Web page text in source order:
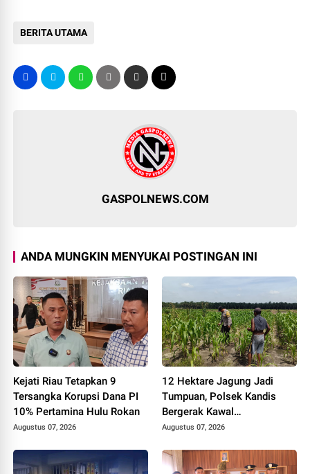
BERITA UTAMA
GASPOLNEWS.COM
ANDA MUNGKIN MENYUKAI POSTINGAN INI
Kejati Riau Tetapkan 9
Tersangka Korupsi Dana PI
10% Pertamina Hulu Rokan
Augustus 07, 2026
12 Hektare Jagung Jadi
Tumpuan, Polsek Kandis
Bergerak Kawal
Swasembada Pangan
Augustus 07, 2026